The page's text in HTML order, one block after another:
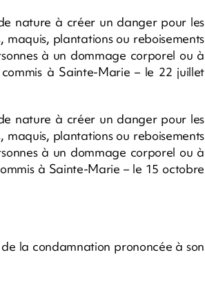
nature à créer un danger pour les
plantations ou reboisements
à un dommage corporel ou à
à Sainte-Marie – le 22 juillet
nature à créer un danger pour les
plantations ou reboisements
à un dommage corporel ou à
à Sainte-Marie – le 15 octobre
la condamnation prononcée à son